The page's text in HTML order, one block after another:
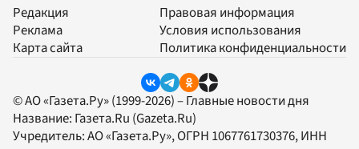
Редакция
Реклама
Карта сайта
Правовая информация
Условия использования
Политика конфиденциальности
© АО «Газета.Ру» (1999-2026) – Главные новости дня
Название: Газета.Ru (Gazeta.Ru)
Учредитель:АО «Газета.Ру», ОГРН 1067761730376, ИНН